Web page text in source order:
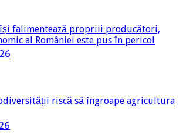
falimentează propriii producători,
al României este pus în pericol
riscă să îngroape agricultura